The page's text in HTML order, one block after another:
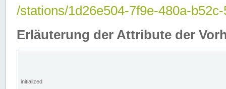
/stations/1d26e504-7f9e-480a-
Erläuterung der Attribute der
initialized